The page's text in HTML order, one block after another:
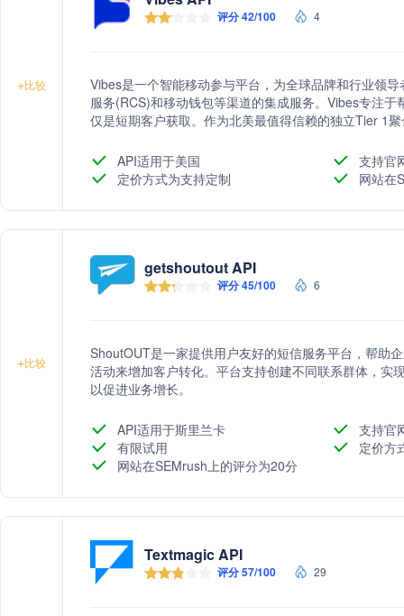
+比较
评分 42/100 4
Vibes是一个智能移动参与平台，为全球品牌和行业领
服务(RCS)和移动钱包等渠道的集成服务。Vibes专注
仅是短期客户获取。作为北美最值得信赖的独立Tier 1
API适用于美国
支持官
定价方式为支持定制
网站在
+比较
getshoutout API
评分 45/100 6
ShoutOUT是一家提供用户友好的短信服务平台，帮助
活动来增加客户转化。平台支持创建不同联系群体，实
以促进业务增长。
API适用于斯里兰卡
支持官
有限试用
定价方
网站在SEMrush上的评分为20分
Textmagic API
评分 57/100 29